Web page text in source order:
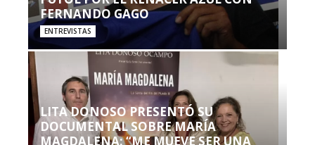
FERNANDO GAGO
ENTREVISTAS
LITA DONOSO PRESENTÓ SU
DOCUMENTAL SOBRE MARÍA
MAGDALENA: “ME MUEVE SER UNA